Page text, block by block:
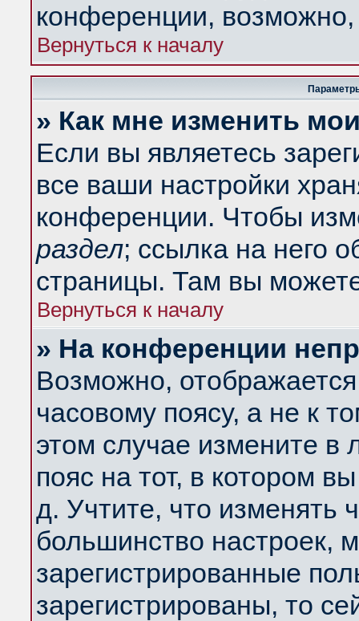
конференции,
Вернуться к началу
» Как мне изменить
Если вы являетесь
все ваши настройки
конференции. Чтобы
раздел; ссылка на него
страницы. Там вы
Вернуться к началу
» На конференции
Возможно,
часовому поясу, а не к
этом случае измените в
пояс на тот, в котором
д. Учтите, что изменять
большинство настроек,
зарегистрированные
зарегистрированы, то